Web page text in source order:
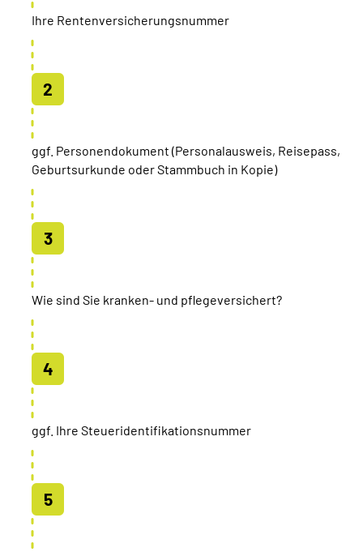
Ihre Rentenversicherungsnummer
ggf. Personendokument (Personalausweis, Reisepass,
Geburtsurkunde oder Stammbuch in Kopie)
Wie sind Sie kranken- und pflegeversichert?
ggf. Ihre Steueridentifikationsnummer